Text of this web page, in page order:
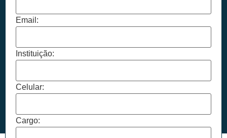
Email:
Instituição:
Celular:
Cargo: